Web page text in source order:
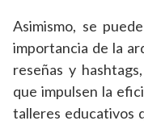
Asimismo, se
importancia de la
reseñas y
que impulsen la
talleres educativos